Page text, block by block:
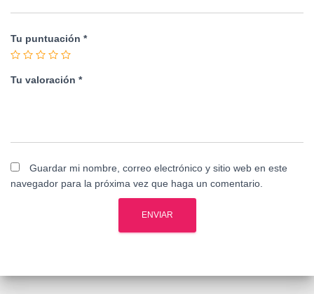
Tu puntuación *
Tu valoración *
Guardar mi nombre, correo electrónico y sitio web en este
navegador para la próxima vez que haga un comentario.